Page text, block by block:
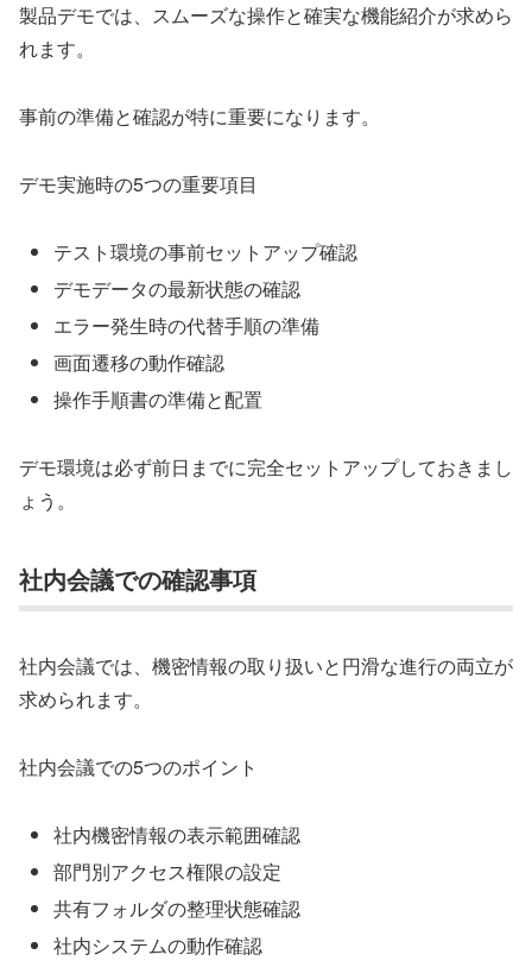
製品デモでは、スムーズな操作と確実な機能紹介が求めら
れます。
事前の準備と確認が特に重要になります。
デモ実施時の5つの重要項目
テスト環境の事前セットアップ確認
デモデータの最新状態の確認
エラー発生時の代替手順の準備
画面遷移の動作確認
操作手順書の準備と配置
デモ環境は必ず前日までに完全セットアップしておきまし
ょう。
社内会議での確認事項
社内会議では、機密情報の取り扱いと円滑な進行の両立が
求められます。
社内会議での5つのポイント
社内機密情報の表示範囲確認
部門別アクセス権限の設定
共有フォルダの整理状態確認
社内システムの動作確認